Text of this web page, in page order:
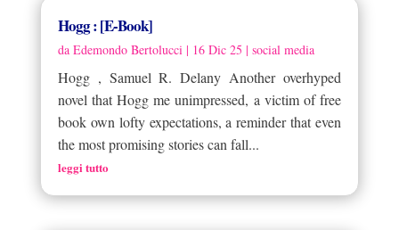
Hogg : [E-Book]
da Edemondo Bertolucci| 16 Dic 25 | social media
Hogg , Samuel R. Delany Another overhyped
novel that Hogg me unimpressed, a victim of free
book own lofty expectations, a reminder that even
the most promising stories can fall...
leggi tutto